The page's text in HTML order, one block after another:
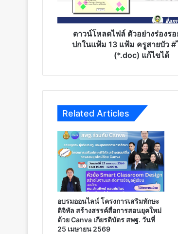
ใน
(*.doc)
แก้ไข
ดาวน์โหลดไฟล์ ตัวอย่างร่องร
ปกในแฟ้ม 13 แฟ้ม ครูสายบัว
(*.doc) แก้ไขได้
Related Articles
อบรมออนไลน์ โครงการเสริมทักษะ
ดิจิทัล สร้างสรรค์สื่อการสอนยุคใหม่
ด้วย Canva เกียรติบัตร สพฐ. วันที่
25 เมษายน 2569